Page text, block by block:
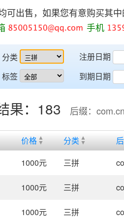
可出售，如果您有意购买其
手机
分类
标签
注册日期
到期日期
果：183 后缀：
价格 分类
1000元 三拼
1000元 三拼
1000元 三拼